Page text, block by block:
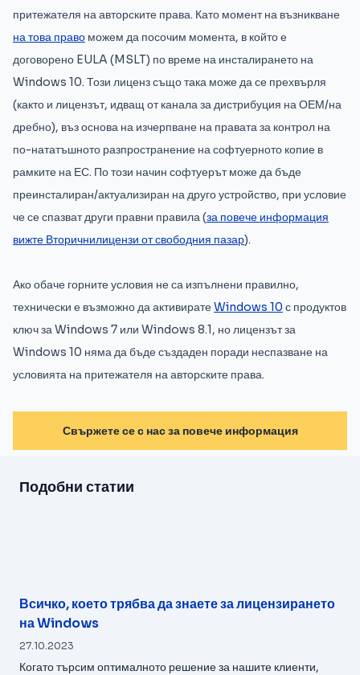
притежателя на авторските права. Като момент на възникване
на това право можем да посочим момента, в който е
договорено EULA (MSLT) по време на инсталирането на
Windows 10. Този лиценз също така може да се прехвърля
(както и лицензът, идващ от канала за дистрибуция на ОЕМ/на
дребно), въз основа на изчерпване на правата за контрол на
по-нататъшното разпространение на софтуерното копие в
рамките на ЕС. По този начин софтуерът може да бъде
преинсталиран/актуализиран на друго устройство, при условие
че се спазват други правни правила (за повече информация
вижте Вторичнилицензи от свободния пазар).
Ако обаче горните условия не са изпълнени правилно,
технически е възможно да активиратеWindows 10 с продуктов
ключ за Windows 7 или Windows 8.1, но лицензът за
Windows 10 няма да бъде създаден поради неспазване на
условията на притежателя на авторските права.
Свържете се с нас за повече информация
Подобни статии
Всичко, което трябва да знаете за лицензирането
на Windows
27.10.2023
Когато търсим оптималното решение за нашите клиенти,